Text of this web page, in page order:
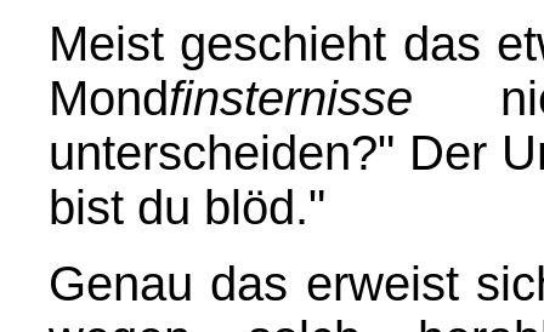
Meist geschieht das
Mondfinsternisse
unterscheiden?" Der
bist du blöd."
Genau das erweist